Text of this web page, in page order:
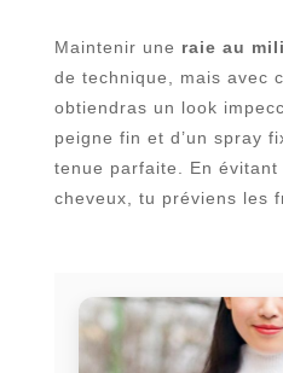
Maintenir une raie au
de technique, mais avec
obtiendras un look
peigne fin et d’un spray
tenue parfaite. En
cheveux, tu préviens les